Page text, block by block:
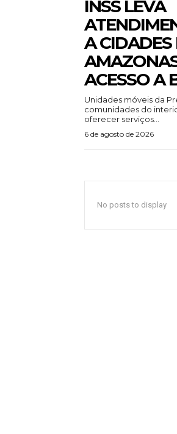
INSS LEVA
A CIDADES
ACESSO A
Unidades móveis da
comunidades do
oferecer serviços...
6 de agosto de 2026
No posts to display